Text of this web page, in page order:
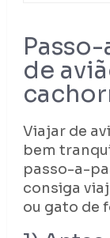
de
Viajar de
bem
passo-a-
consiga
ou gato de